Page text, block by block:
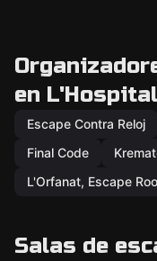
en
Escape Contra Reloj
Final Code
L'Orfanat, Escape
Salas de